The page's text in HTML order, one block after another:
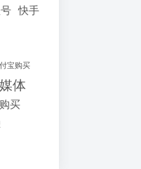
快手
宝购买
体
买